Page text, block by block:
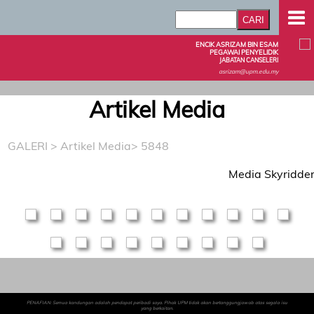
ENCIK ASRIZAM BIN ESAM
PEGAWAI PENYELIDIK
JABATAN CANSELERI
asrizam@upm.edu.my
Artikel Media
GALERI > Artikel Media> 5848
Media
PENAFIAN: Semua kandungan adalah pendapat peribadi saya. Pihak UPM tidak akan bertanggungjawab atas segala isu
yang berkaitan.